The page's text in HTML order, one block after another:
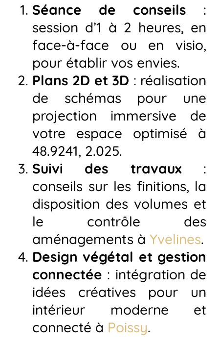
Séance de conseils :
session d’1 à 2 heures, en
face-à-face ou en visio,
pour établir vos envies.
Plans 2D et 3D : réalisation
de schémas pour une
projection immersive de
votre espace optimisé à
48.9241, 2.025.
Suivi des travaux:
conseils sur les finitions, la
disposition des volumes et
le contrôle des
aménagements à Yvelines.
Design végétal et gestion
connectée : intégration de
idées créatives pour un
intérieur moderne et
connecté à Poissy.